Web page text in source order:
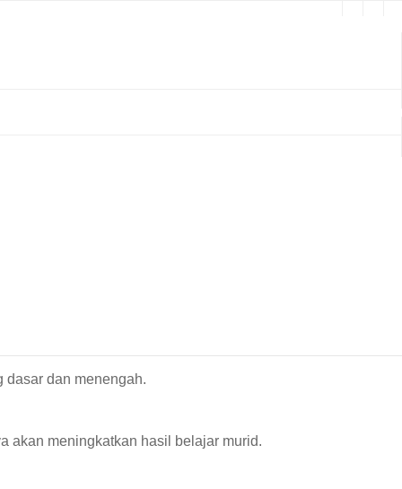
dasar dan menengah.
akan meningkatkan hasil belajar murid.